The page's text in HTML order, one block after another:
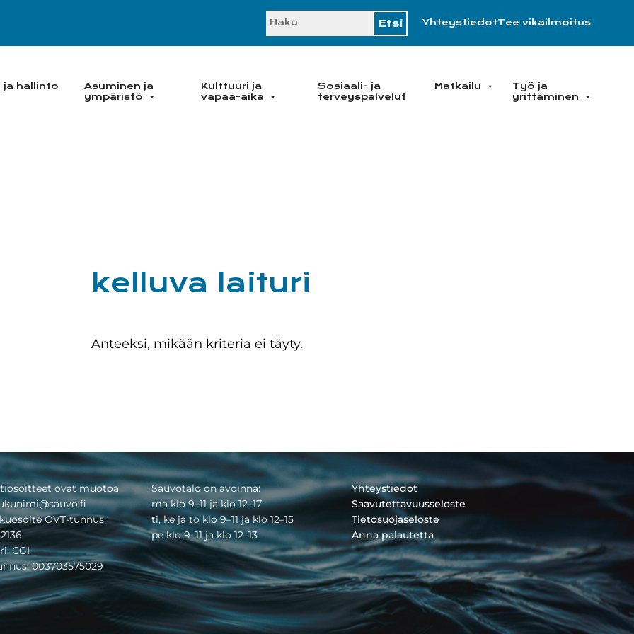
SEARCH
YhteystiedotTee vikailmoitus
ja hallinto
Asuminen ja
ympäristö
Kulttuuri ja
vapaa-aika
Sosiaali- ja
terveyspalvelut
Matkailu
Työ ja
yrittäminen
kelluva laituri
Anteeksi, mikään kriteria ei täyty.
ovat muotoa
OVT-tunnus:
CGI
003703575029
Sauvotalo on avoinna:
ma klo 9–11 ja klo 12–17
ti, ke ja to klo 9–11 ja klo 12–15
pe klo 9–11 ja klo 12–13
Yhteystiedot
Saavutettavuusseloste
Tietosuojaseloste
Anna palautetta